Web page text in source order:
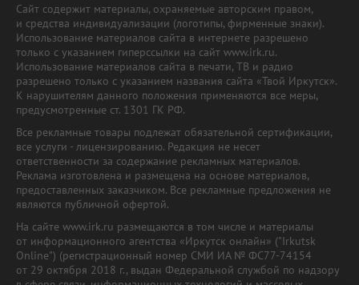
Сайт содержит материалы, охраняемые авторским правом,
и средства индивидуализации (логотипы, фирменные знаки).
Использование материалов сайта в интернете разрешено
только с указанием гиперссылки на сайт www.irk.ru.
Использование материалов сайта в печати, ТВ и радио
разрешено только с указанием названия сайта «Твой Иркутск».
К нарушителям данного положения применяются все меры,
предусмотренные ст. 1301 ГК РФ.
Все рекламные товары подлежат обязательной сертификации,
все услуги - лицензированию. Редакция не несет
ответственности за содержание рекламных материалов.
Реклама изготовлена и размещена на основе материалов,
предоставленных заказчиком. Все рекламные предложения не
являются публичной офертой.
На сайте www.irk.ru размещаются в том числе и материалы
от информационного агентства «Иркутск онлайн» ("Irkutsk
Online") (регистрационный номер СМИ ИА № ФС77-74154
от 29 октября 2018 г., выдан Федеральной службой по надзору